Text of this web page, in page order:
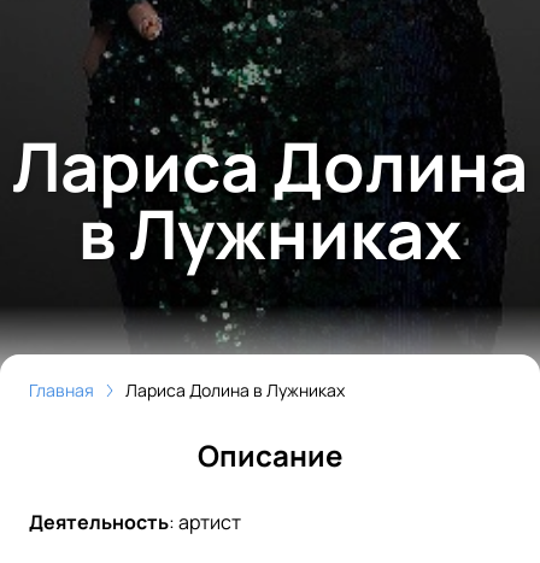
Лариса Долина
в Лужниках
Главная Лариса Долина в Лужниках
Описание
Деятельность:артист